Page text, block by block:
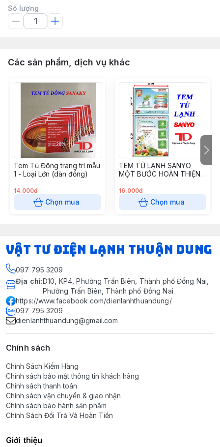
Số lượng
Các sản phẩm, dịch vụ khác
Tem Tủ Đông trang trí mẫu
1 - Loại Lớn (dàn đồng)
14.000đ
Chọn mua
TEM TỦ LẠNH SANYO
MỘT BƯỚC HOÀN THIỆN
16.000đ
Chọn mua
VẬT TƯ ĐIỆN LẠNH THUẬN DUNG
097 795 3209
Địa chỉ:D10, KP4, Phường Trấn Biên, Thành phố Đồng Nai,
Phường Trấn Biên, Thành phố Đồng Nai
https://www.facebook.com/dienlanhthuandung/
097 795 3209
dienlanhthuandung@gmail.com
Chính sách
Chính Sách Kiểm Hàng
Chính sách bảo mật thông tin khách hàng
Chính sách thanh toán
Chính sách vận chuyển & giao nhận
Chính sách bảo hành sản phẩm
Chính Sách Đổi Trả Và Hoàn Tiền
Giới thiệu